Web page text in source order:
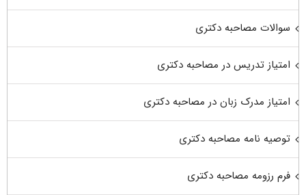
سوالات مصاحبه دکتری
امتیاز تدریس در مصاحبه دکتری
امتیاز مدرک زبان در مصاحبه دکتری
توصیه نامه مصاحبه دکتری
فرم رزومه مصاحبه دکتری